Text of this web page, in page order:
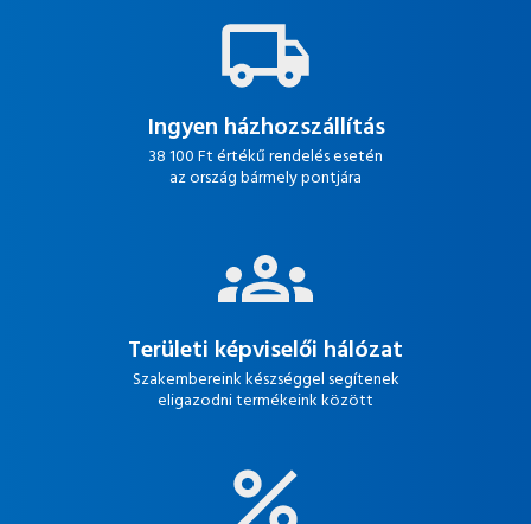
Ingyen házhozszállítás
38 100 Ft értékű rendelés esetén
az ország bármely pontjára
Területi képviselői hálózat
Szakembereink készséggel segítenek
eligazodni termékeink között